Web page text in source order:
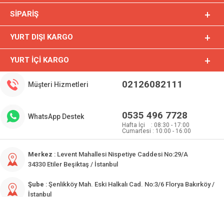
SIPARIŞ
YURT DIŞI KARGO
YURT İÇI KARGO
Müşteri Hizmetleri 02126082111
WhatsApp Destek 0535 496 7728
Hafta İçi : 08:30 - 17:00
Cumartesi : 10:00 - 16:00
Merkez : Levent Mahallesi Nispetiye Caddesi No:29/A
34330 Etiler Beşiktaş / İstanbul
Şube : Şenlikköy Mah. Eski Halkalı Cad. No:3/6 Florya Bakırköy /
İstanbul